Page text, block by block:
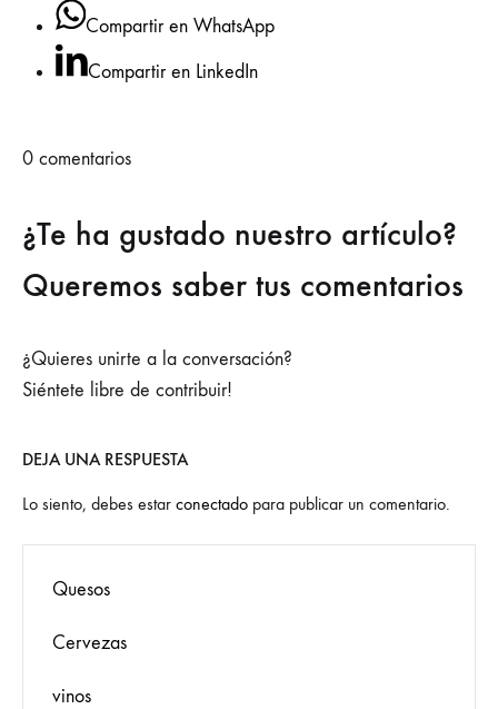
Compartir en WhatsApp
Compartir en LinkedIn
0 comentarios
¿Te ha gustado nuestro artículo?
Queremos saber tus comentarios
¿Quieres unirte a la conversación?
Siéntete libre de contribuir!
DEJA UNA RESPUESTA
Lo siento, debes estar conectado para publicar un comentario.
Quesos
Cervezas
vinos